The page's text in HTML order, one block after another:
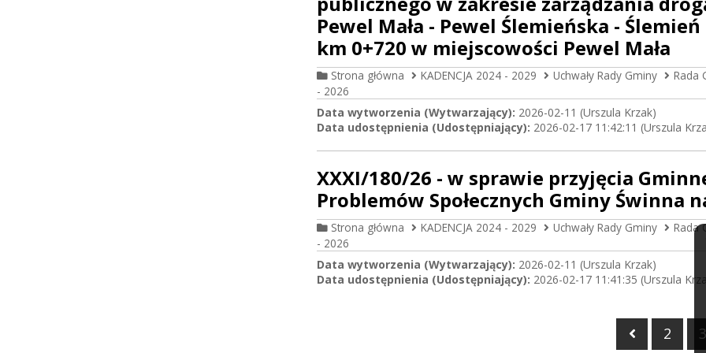
Pewel Mała - Pewel Ślemieńska -
km 0+720 w miejscowości Pewel Mała
Strona główna KADENCJA 2024 - 2029 Uchwały Rady Gminy Rada
- 2026
Data wytworzenia (Wytwarzający): 2026-02-11 (Urszula Krzak)
Data udostępnienia (Udostępniający): 2026-02-17 11:42:11 (Urszula
XXXI/180/26 - w sprawie przyjęcia
Problemów Społecznych Gminy Świnna
Strona główna KADENCJA 2024 - 2029 Uchwały Rady Gminy Rada
- 2026
Data wytworzenia (Wytwarzający): 2026-02-11 (Urszula Krzak)
Data udostępnienia (Udostępniający): 2026-02-17 11:41:35 (Urszula
2 3